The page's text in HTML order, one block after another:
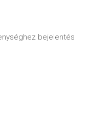
bejelentés